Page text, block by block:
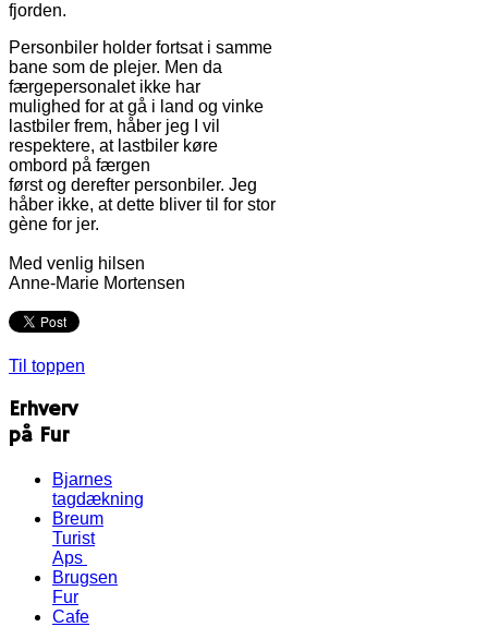
fjorden.
Personbiler holder fortsat i samme
bane som de plejer. Men da
færgepersonalet ikke har
mulighed for at gå i land og vinke
lastbiler frem, håber jeg I vil
respektere, at lastbiler køre
ombord på færgen
først og derefter personbiler. Jeg
håber ikke, at dette bliver til for stor
gène for jer.
Med venlig hilsen
Anne-Marie Mortensen
Til toppen
Erhverv
på Fur
Bjarnes
tagdækning
Breum
Turist
Aps
Brugsen
Fur
Cafe